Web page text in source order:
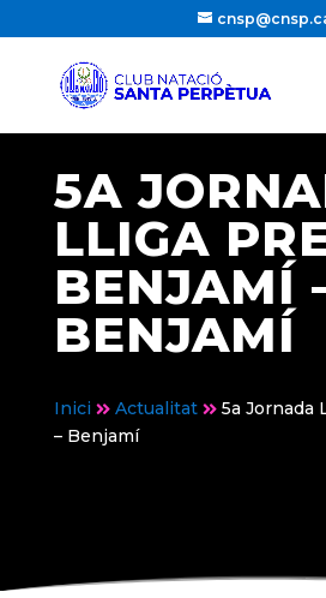
5A
LLIGA
BENJAMÍ
BENJAMÍ
Inici  Actualitat  5a Jornada
– Benjamí